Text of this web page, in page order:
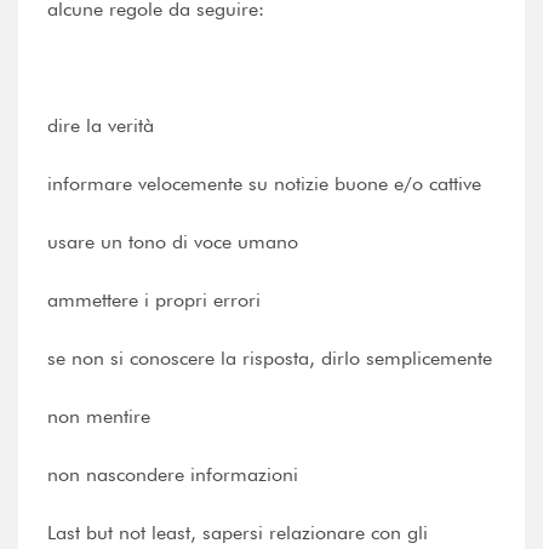
alcune regole da seguire:
dire la verità
informare velocemente su notizie buone e/o cattive
usare un tono di voce umano
ammettere i propri errori
se non si conoscere la risposta, dirlo semplicemente
non mentire
non nascondere informazioni
Last but not least, sapersi relazionare con gli